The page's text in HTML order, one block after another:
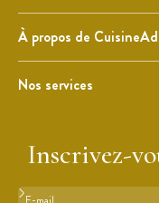
À propos de
Nos services
Inscrivez-